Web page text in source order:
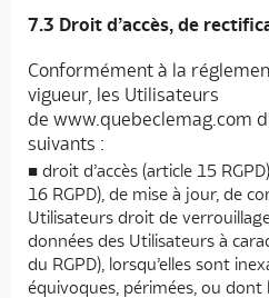
7.3 Droit d’accès, de
Conformément à la
vigueur, les Utilisateurs
de www.quebeclemag.com
suivants :
droit d’accès (article 15
16 RGPD), de mise à jour, de
Utilisateurs droit de
données des Utilisateurs à
du RGPD), lorsqu’elles sont
équivoques, périmées, ou dont